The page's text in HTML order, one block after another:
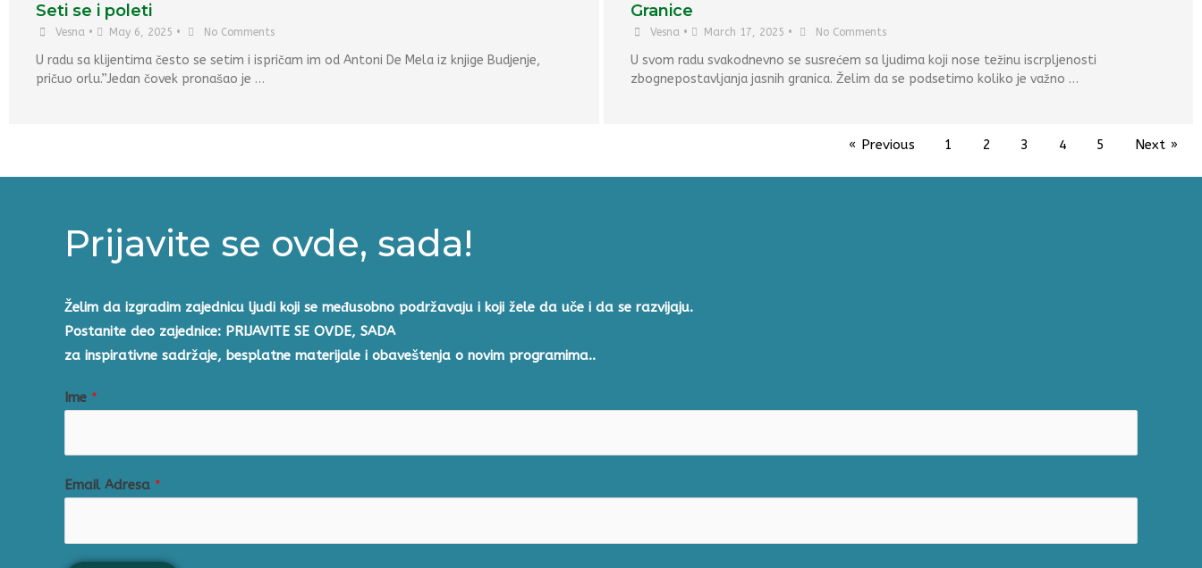
Seti se i poleti
Vesna • May 6, 2025 • No Comments
U radu sa klijentima često se setim i ispričam im od Antoni De Mela iz knjige Budjenje,
pričuo orlu.”Jedan čovek pronašao je …
Granice
Vesna • March 17, 2025 • No Comments
U svom radu svakodnevno se susrećem sa ljudima koji nose težinu iscrpljenosti
zbognepostavljanja jasnih granica. Želim da se podsetimo koliko je važno …
« Previous 1 2 3 4 5 Next »
Prijavite se ovde, sada!
Želim da izgradim zajednicu ljudi koji se međusobno podržavaju i koji žele da uče i da se razvijaju.
Postanite deo zajednice: PRIJAVITE SE OVDE, SADA
za inspirativne sadržaje, besplatne materijale i obaveštenja o novim programima..
Ime *
Email Adresa *